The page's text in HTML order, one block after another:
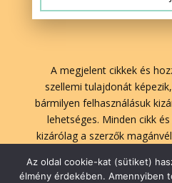
A megjelent cikkek és
szellemi tulajdonát
bármilyen felhasználásuk
lehetséges. Minden cikk
kizárólag a szerzők
Az oldal cookie-kat (sütiket)
élmény érdekében. Amennyiben